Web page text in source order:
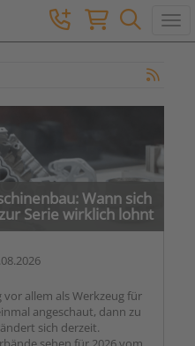
Wann sich
Serie wirklich lohnt
allem als Werkzeug für
angeschaut, dann zu
sich derzeit.